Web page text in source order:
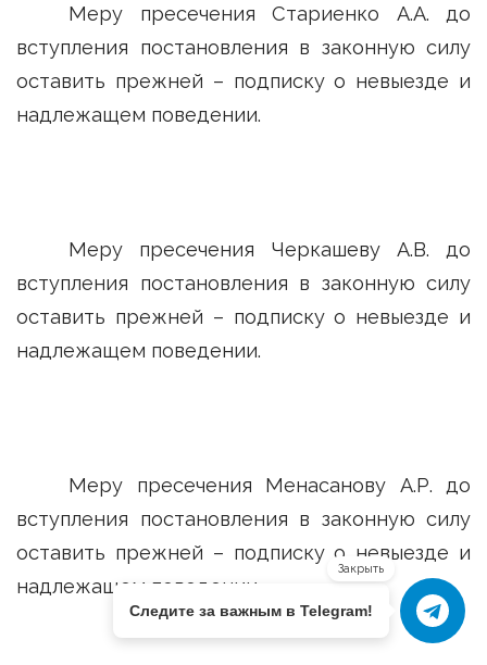
Меру пресечения Стариенко А.А. до
вступления постановления в законную силу
оставить прежней – подписку о невыезде и
надлежащем поведении.
Меру пресечения Черкашеву А.В. до
вступления постановления в законную силу
оставить прежней – подписку о невыезде и
надлежащем поведении.
Меру пресечения Менасанову А.Р. до
вступления постановления в законную силу
оставить прежней – подписку о невыезде и
надлежащем поведении.
Закрыть
Следите за важным в Telegram!